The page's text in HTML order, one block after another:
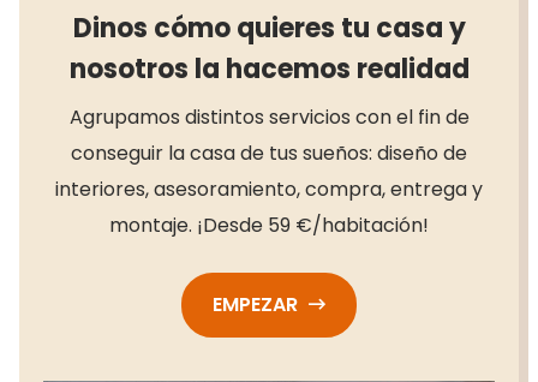
Dinos cómo quieres tu casa y
nosotros la hacemos realidad
Agrupamos distintos servicios con el fin de
conseguir la casa de tus sueños: diseño de
interiores, asesoramiento, compra, entrega y
montaje. ¡Desde 59 €/habitación!
EMPEZAR